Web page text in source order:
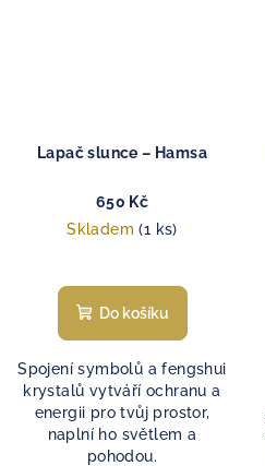
Lapač slunce – Hamsa
650 Kč
Skladem(1 ks)
Do košíku
Spojení symbolů a fengshui
krystalů vytváří ochranu a
energii pro tvůj prostor,
naplní ho světlem a
pohodou.